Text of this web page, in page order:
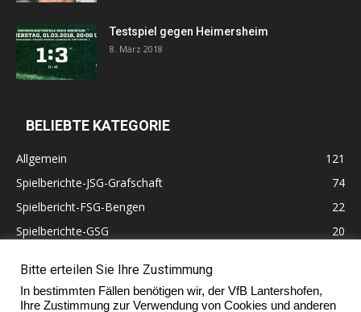
Testspiel gegen Heimersheim
8. März 2018
BELIEBTE KATEGORIE
Allgemein
121
Spielberichte-JSG-Grafschaft
74
Spielbericht-FSG-Bengen
22
Spielberichte-GSG
20
60 Jahre VfB Lantershofen
Ehrenmitglieder
Bitte erteilen Sie Ihre Zustimmung
In bestimmten Fällen benötigen wir, der VfB Lantershofen,
Ihre Zustimmung zur Verwendung von Cookies und anderen